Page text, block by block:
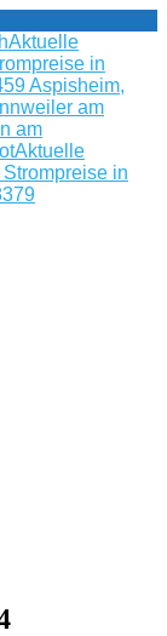
Aktuelle
in
Aspisheim,
am
am
Aktuelle
in